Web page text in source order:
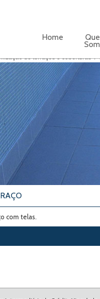
Home
de terraços e coberturas
com telas.